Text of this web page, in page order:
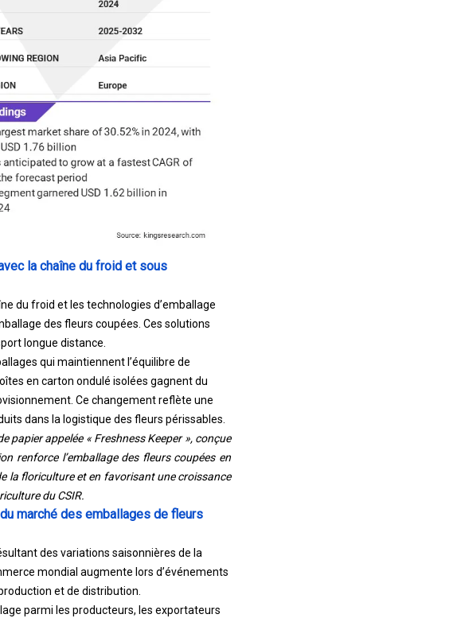
la chaîne du froid et sous
du froid et les technologies d’emballage
des fleurs coupées. Ces solutions
longue distance.
qui maintiennent l’équilibre de
en carton ondulé isolées gagnent du
Ce changement reflète une
dans la logistique des fleurs périssables.
papier appelée « Freshness Keeper », conçue
renforce l’emballage des fleurs coupées en
la floriculture et en favorisant une croissance
du CSIR.
marché des emballages de fleurs
des variations saisonnières de la
mondial augmente lors d’événements
et de distribution.
parmi les producteurs, les exportateurs